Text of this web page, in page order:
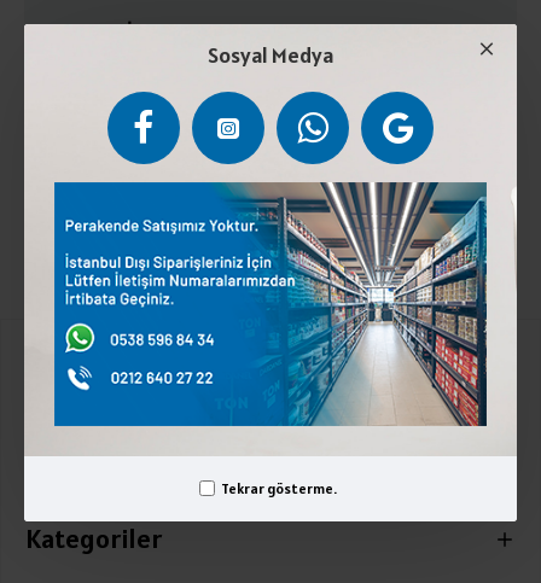
Sosyal Medya
Tekrar gösterme.
Pastörize İnek Sütü,Peynir Mayası,Tuz Ve Emfülsiye
Edici Tuzlar(Sodyum Sitrat, Sodyum Fosfat). Kuru
maddede en az %45 süt yağı içerir. Türk Gıda Kodeksi
tebliğine uygun üretilmiştir. (+2°C) ile (+4°C) arasında
muhafaza edilmelidir.Laktoz İçerir.
Kurumsal
Üyelik İşlemleri
Kategoriler